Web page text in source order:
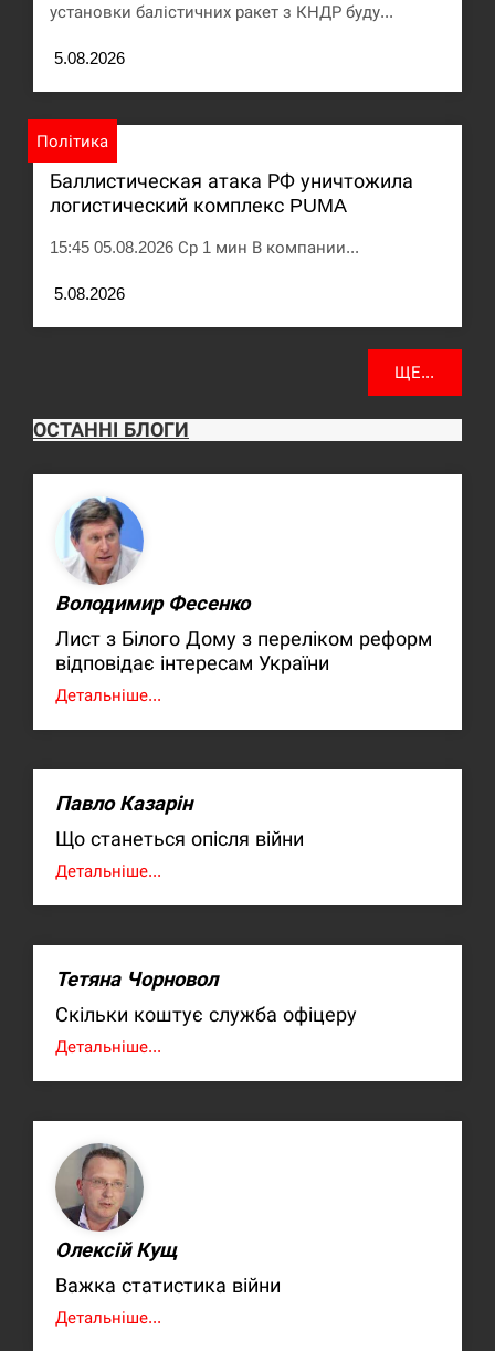
установки балістичних ракет з КНДР буду...
5.08.2026
Політика
Баллистическая атака РФ уничтожила
логистический комплекс PUMA
15:45 05.08.2026 Ср 1 мин В компании...
5.08.2026
ЩЕ...
ОСТАННІ БЛОГИ
Володимир Фесенко
Лист з Білого Дому з переліком реформ
відповідає інтересам України
Детальніше...
Павло Казарін
Що станеться опісля війни
Детальніше...
Тетяна Чорновол
Скільки коштує служба офіцеру
Детальніше...
Олексій Кущ
Важка статистика війни
Детальніше...